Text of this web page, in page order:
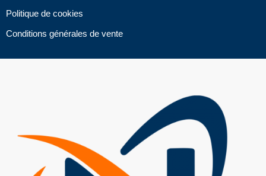
Politique de cookies
Conditions générales de vente